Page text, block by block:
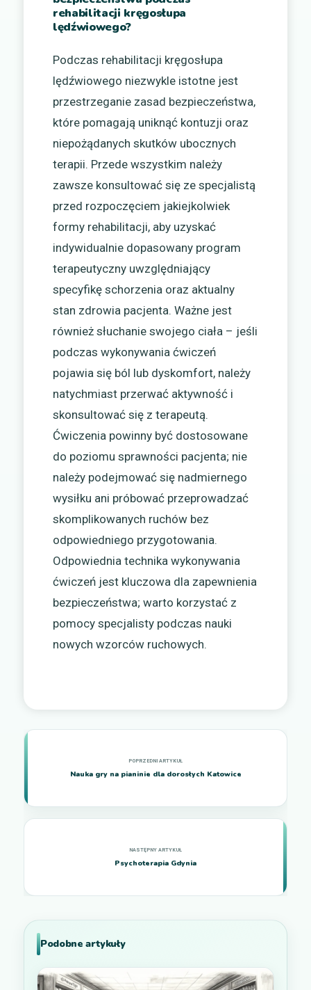
rehabilitacji kręgosłupa
lędźwiowego?
Podczas rehabilitacji kręgosłupa
lędźwiowego niezwykle istotne jest
przestrzeganie zasad bezpieczeństwa,
które pomagają uniknąć kontuzji oraz
niepożądanych skutków ubocznych
terapii. Przede wszystkim należy
zawsze konsultować się ze specjalistą
przed rozpoczęciem jakiejkolwiek
formy rehabilitacji, aby uzyskać
indywidualnie dopasowany program
terapeutyczny uwzględniający
specyfikę schorzenia oraz aktualny
stan zdrowia pacjenta. Ważne jest
również słuchanie swojego ciała – jeśli
podczas wykonywania ćwiczeń
pojawia się ból lub dyskomfort, należy
natychmiast przerwać aktywność i
skonsultować się z terapeutą.
Ćwiczenia powinny być dostosowane
do poziomu sprawności pacjenta; nie
należy podejmować się nadmiernego
wysiłku ani próbować przeprowadzać
skomplikowanych ruchów bez
odpowiedniego przygotowania.
Odpowiednia technika wykonywania
ćwiczeń jest kluczowa dla zapewnienia
bezpieczeństwa; warto korzystać z
pomocy specjalisty podczas nauki
nowych wzorców ruchowych.
Nauka gry na pianinie dla dorosłych Katowice
Psychoterapia Gdynia
Podobne artykuły